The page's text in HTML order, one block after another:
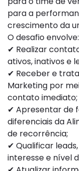
para a
crescimento da
O desafio envolve:
✔ Realizar
ativos, inativos e
✔ Receber e
Marketing por
contato imediato;
✔ Apresentar de
diferenciais da
de recorrência;
✔ Qualificar
interesse e nível